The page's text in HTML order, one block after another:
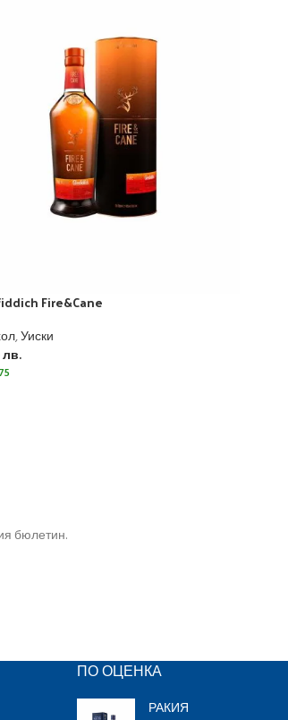
Fire&Cane
,Уиски
лв.
бюлетин.
ПО ОЦЕНКА
РАКИЯ